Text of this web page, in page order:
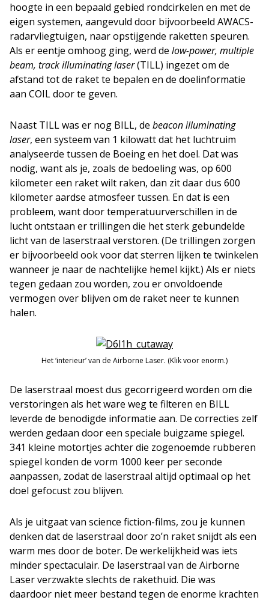
hoogte in een bepaald gebied rondcirkelen en met de
eigen systemen, aangevuld door bijvoorbeeld AWACS-
radarvliegtuigen, naar opstijgende raketten speuren.
Als er eentje omhoog ging, werd de low-power, multiple
beam, track illuminating laser(TILL) ingezet om de
afstand tot de raket te bepalen en de doelinformatie
aan COIL door te geven.
Naast TILL was er nog BILL, de beacon illuminating
laser, een systeem van 1 kilowatt dat het luchtruim
analyseerde tussen de Boeing en het doel. Dat was
nodig, want als je, zoals de bedoeling was, op 600
kilometer een raket wilt raken, dan zit daar dus 600
kilometer aardse atmosfeer tussen. En dat is een
probleem, want door temperatuurverschillen in de
lucht ontstaan er trillingen die het sterk gebundelde
licht van de laserstraal verstoren. (De trillingen zorgen
er bijvoorbeeld ook voor dat sterren lijken te twinkelen
wanneer je naar de nachtelijke hemel kijkt.) Als er niets
tegen gedaan zou worden, zou er onvoldoende
vermogen over blijven om de raket neer te kunnen
halen.
Het ‘interieur’ van de Airborne Laser. (Klik voor enorm.)
De laserstraal moest dus gecorrigeerd worden om die
verstoringen als het ware weg te filteren en BILL
leverde de benodigde informatie aan. De correcties zelf
werden gedaan door een speciale buigzame spiegel.
341 kleine motortjes achter die zogenoemde rubberen
spiegel konden de vorm 1000 keer per seconde
aanpassen, zodat de laserstraal altijd optimaal op het
doel gefocust zou blijven.
Als je uitgaat van science fiction-films, zou je kunnen
denken dat de laserstraal door zo’n raket snijdt als een
warm mes door de boter. De werkelijkheid was iets
minder spectaculair. De laserstraal van de Airborne
Laser verzwakte slechts de rakethuid. Die was
daardoor niet meer bestand tegen de enorme krachten